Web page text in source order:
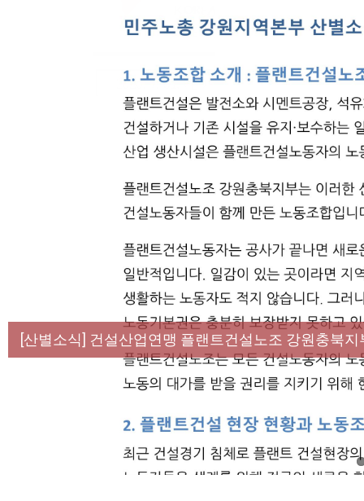
[성명] 막을 수 있었던 죽음, HL만도가 책임져라 : 청
[산별소식] 건설산업연맹 플랜트건설노조 강원충북지
[강릉,속초,원주,춘천] 폭염감시단 사업 이모저모
[조합원☆인터뷰] 서비스연맹 전국학교비정규직노동
[본부소식] 강원지역 노동자 합창단 모임